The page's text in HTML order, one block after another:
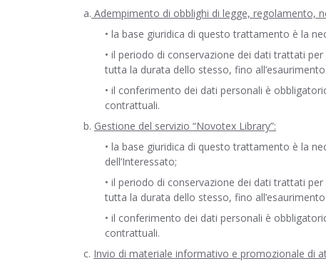
a. Adempimento di obblighi di legge, regolamento,
• la base giuridica di questo trattamento è la
• il periodo di conservazione dei dati trattati
tutta la durata dello stesso, fino
• il conferimento dei dati personali è
contrattuali.
b. Gestione del servizio “Novotex Library”:
• la base giuridica di questo trattamento è la
dell’Interessato;
• il periodo di conservazione dei dati trattati
tutta la durata dello stesso, fino
• il conferimento dei dati personali è
contrattuali.
c. Invio di materiale informativo e promozionale di